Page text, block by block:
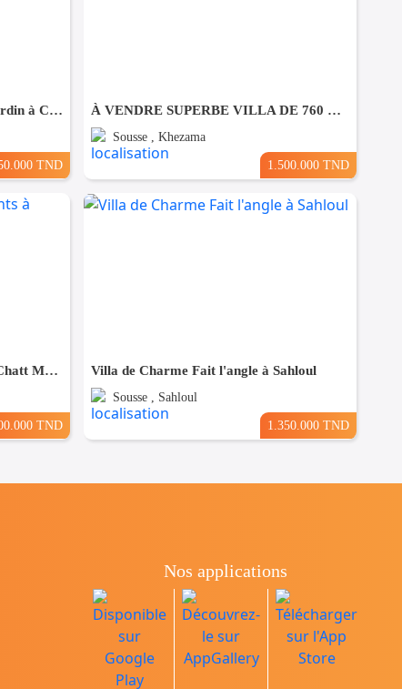
A Vendre Bungalow S+1 Avec Jardin à Club Farah, Nabeul
TND
À VENDRE SUPERBE VILLA DE 760 m² À KHZEMA OUEST
Sousse , Khezama
1.500.000 TND
Résidence de 7 Appartements à Chatt Mariem prés de la Mer
TND
Villa de Charme Fait l'angle à Sahloul
Sousse , Sahloul
1.350.000 TND
Nos applications